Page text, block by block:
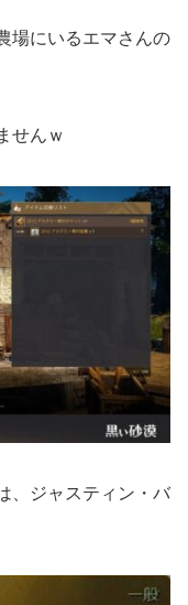
場にいるエマさんの
せんｗ
、ジャスティン・バ